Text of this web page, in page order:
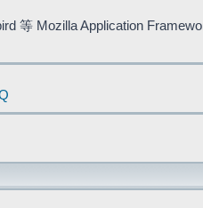
等 Mozilla Application